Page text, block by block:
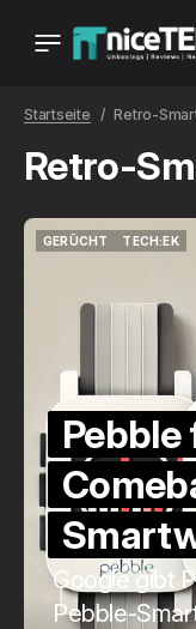
Startseite Retro-
Retro-
GERÜCHT
TECH:EK
Pebble
Google gibt
Pebble-